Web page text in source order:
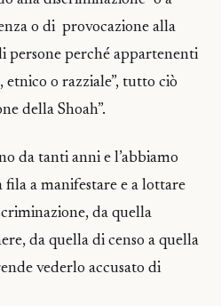
o di provocazione alla
persone perché appartenenti
o razziale”, tutto ciò
della Shoah”.
da tanti anni e l’abbiamo
a manifestare e a lottare
da quella
da quella di censo a quella
vederlo accusato di